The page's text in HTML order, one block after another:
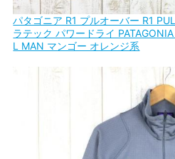
パタゴニア R1 プルオーバー R1
ラテック パワードライ
L MAN マンゴー オレンジ系